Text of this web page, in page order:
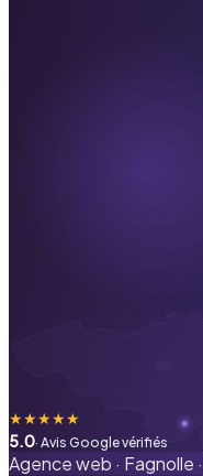
★★★★★
5.0· Avis Google vérifiés
Agence web · Fagnolle ·